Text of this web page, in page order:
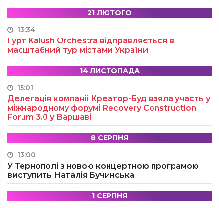
21 ЛЮТОГО
13:34
Гурт Kalush Orchestra відправляється в
масштабний тур містами України
14 ЛИСТОПАДА
15:01
Делегація компанії Креатор-Буд взяла участь у
міжнародному форумі Recovery Construction
Forum 3.0 у Варшаві
8 СЕРПНЯ
13:00
У Тернополі з новою концертною програмою
виступить Наталія Бучинська
1 СЕРПНЯ